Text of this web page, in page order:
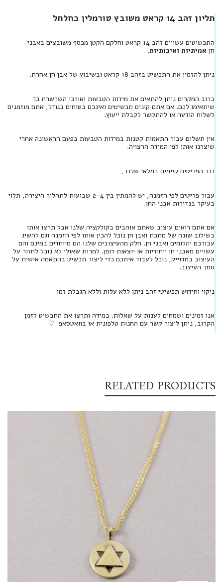
תליון זהב 14 קראט משובץ טורמלין כחלחל
התכשיטים עשויים זהב 14 קראט וחלקם הקטן מכסף משובצים באבני
חן אמיתיות ואיכותיות.
ניתן להזמין את התכשיט בזהב 18 קראט ובשיבוץ של אבן חן אחרת.
ברוב המקרים ניתן להתאים את מידות הטבעות ואורכי השרשרת כך
שיתאימו לכם. אם אתם קונים תכשיטים ואינכם בטוחים בגודל, אתם מוזמנים
לשלוח הודעה או להתקשר לקבלת ייעוץ.
אין תשלום עבור התאמות קטנות במידות הטבעות בפעם הראשונה אחרי
שיצרנו אותן לפי המידה הרצויה.
רוב הפריטים קיימים במלאי שלנו ,
עבור פריטים לפי הזמנה, יש להמתין בין 2-4 שבועות לתהליך היצירה, תלוי
בעיקר בנדירות אבני החן.
אם אתם רואים עיצוב שאתם אוהבים בקולקציה שלנו אבל תרצו אותו
בשילוב שונה של מתכת ואבן חן נוכל להכין אותו לפי הזמנה וגם להשיג
עבורכם יהלומים ואבני חן. חלק מהעיצובים שלנו הם מיוחדים במינם והם
עשויים מאבני חן ייחודיות או יוצאות דופן. למרות שאולי לא נוכל לחזור על
העיצוב במדוייק, נוכל לעבוד איתכם כדי ליצור תכשיט בהתאמה אישית על
סמך העיצוב.
ניקוי וחידוש תכשיטי זהב ניתן ללא עלות וללא הגבלת זמן
אנו זמינים ושמחים לענות על שאלות. במידה ותרצו את התכשיט לזמן
הקרוב, ניתן ליצור קשר עם החנות טלפונית או בוואטסאפ ♡
RELATED PRODUCTS